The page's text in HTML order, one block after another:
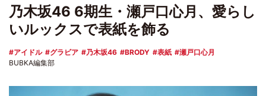
乃木坂46 6期生・瀬戸口心月、愛らし
いルックスで表紙を飾る
アイドル グラビア 乃木坂46 BRODY 表紙
瀬戸口心月
BUBKA編集部